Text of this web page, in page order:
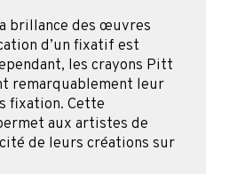
brillance des œuvres
d’un fixatif est
les crayons Pitt
remarquablement leur
fixation. Cette
aux artistes de
de leurs créations sur